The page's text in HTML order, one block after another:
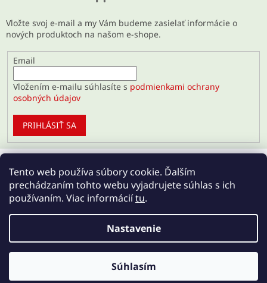
Tento web používa súbory cookie. Ďalším
prechádzaním tohto webu vyjadrujete súhlas s ich
používaním. Viac informáciítu.
Nastavenie
Súhlasím
Vložte svoj e-mail a my Vám budeme zasielať informácie o
nových produktoch na našom e-shope.
Email
Vložením e-mailu súhlasíte s podmienkami ochrany
osobných údajov
PRIHLÁSIŤ SA
Vytvoril Shoptet
Regenerujte.sk. Všetky práva vyhradené.